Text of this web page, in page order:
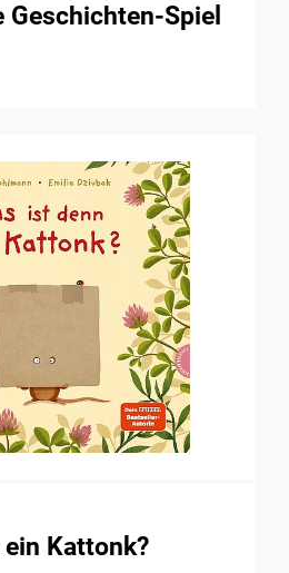
Geschichten-Spiel
Kattonk?